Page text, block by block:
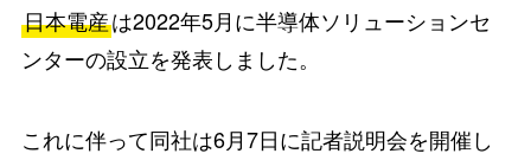
日本電産は2022年5月に半導体ソリューションセ
ンターの設立を発表しました。
これに伴って同社は6月7日に記者説明会を開催し